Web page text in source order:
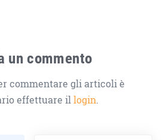
un commento
commentare gli articoli è
effettuare illogin.